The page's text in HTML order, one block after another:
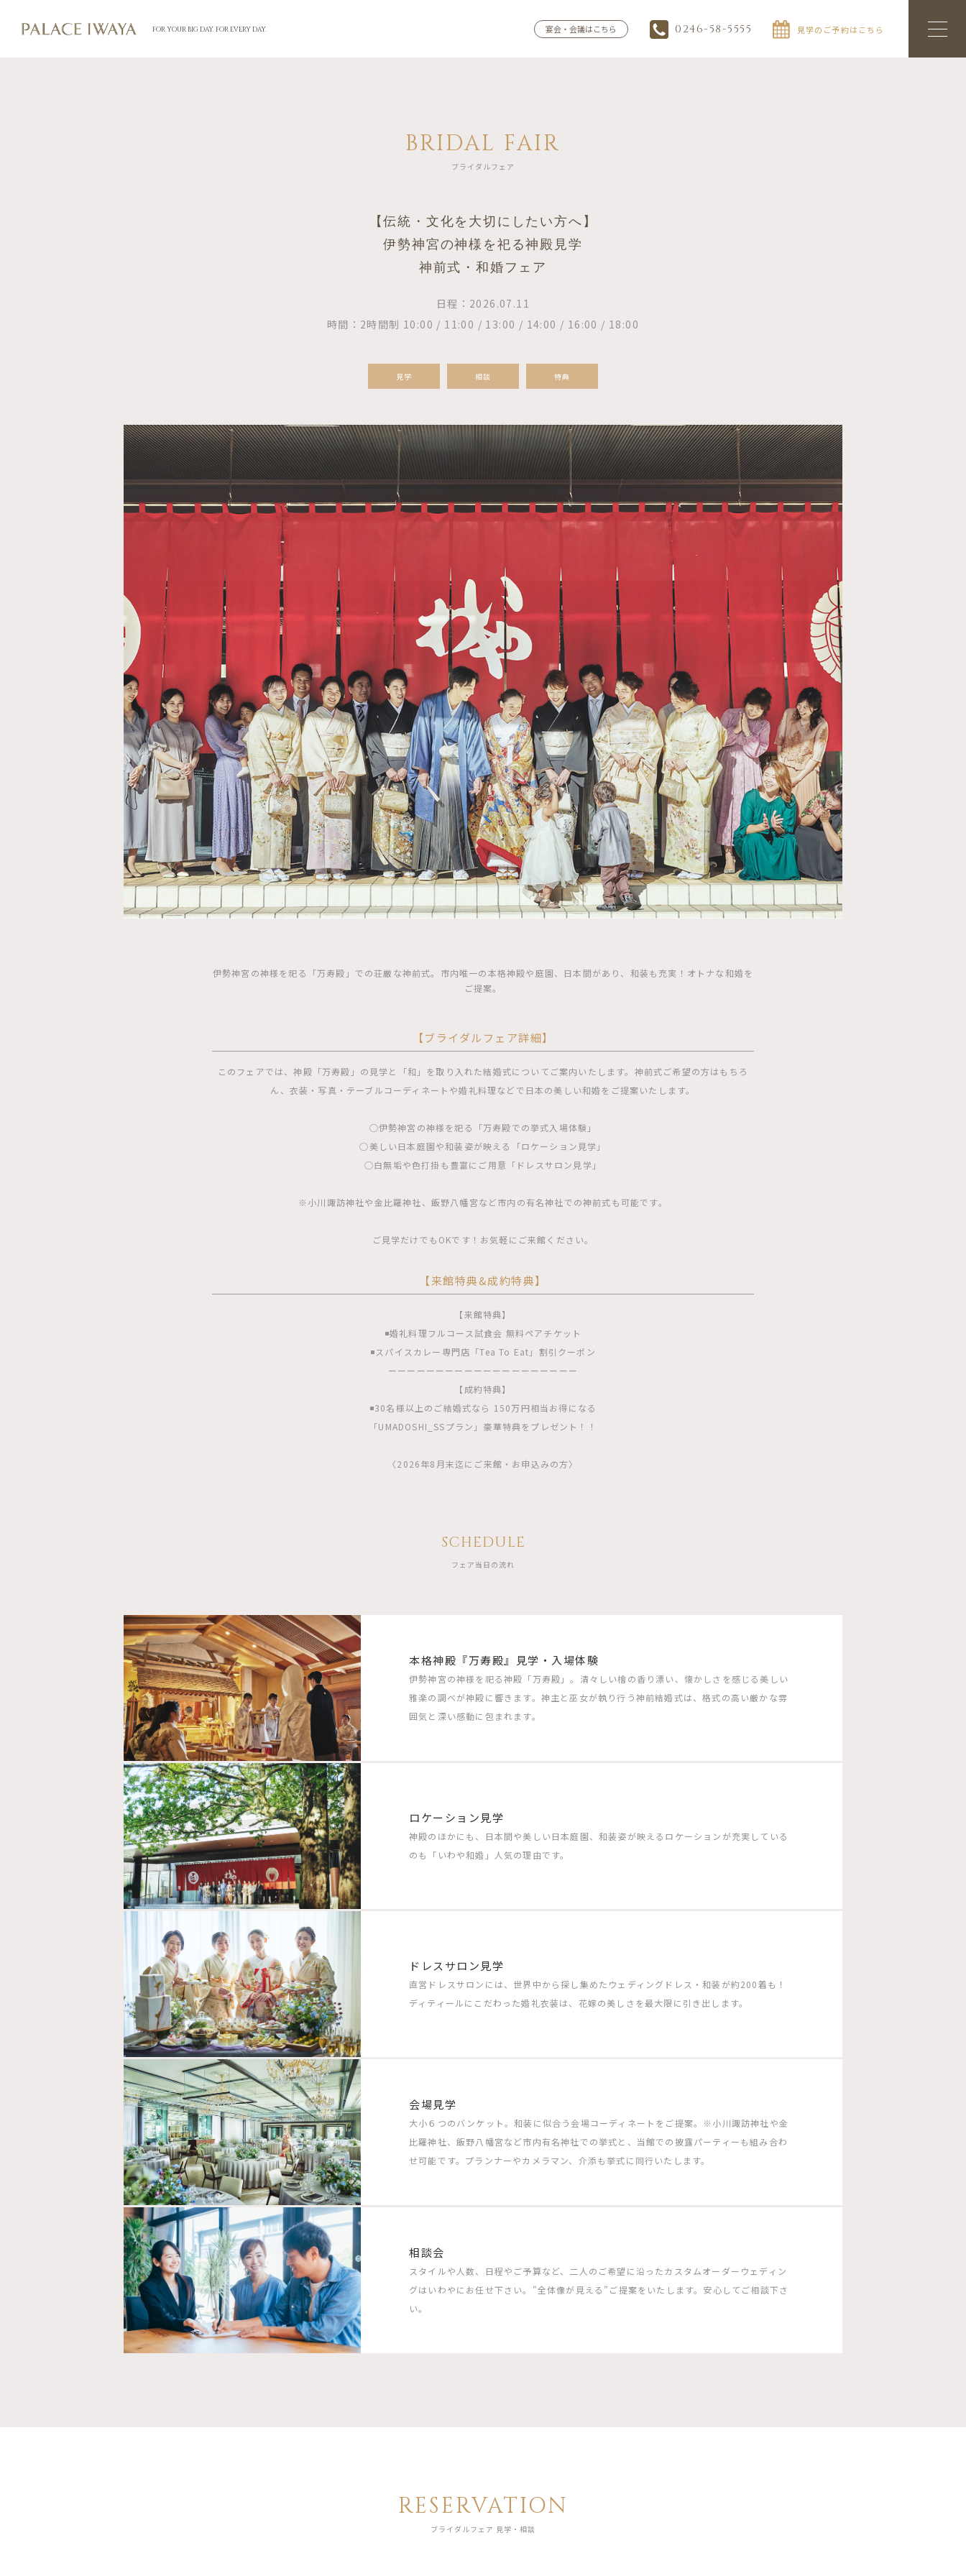
FOR YOUR BIG DAY. FOR EVERY DAY. 宴会・会議はこちら 0246-58-5555 見学のご予約はこちら
BRIDAL FAIR
ブライダルフェア
【伝統・文化を大切にしたい方へ】
伊勢神宮の神様を祀る神殿見学
神前式・和婚フェア
日程：2026.07.11
時間：2時間制 10:00 / 11:00 / 13:00 / 14:00 / 16:00 / 18:00
見学 相談 特典
伊勢神宮の神様を祀る「万寿殿」での荘厳な神前式。市内唯一の本格神殿や庭園、日本間があり、和装も充実！オトナな和婚を
ご提案。
【ブライダルフェア詳細】
このフェアでは、神殿「万寿殿」の見学と「和」を取り入れた結婚式についてご案内いたします。神前式ご希望の方はもちろ
ん、衣装・写真・テーブルコーディネートや婚礼料理などで日本の美しい和婚をご提案いたします。
◯伊勢神宮の神様を祀る「万寿殿での挙式入場体験」
◯美しい日本庭園や和装姿が映える「ロケーション見学」
◯白無垢や色打掛も豊富にご用意「ドレスサロン見学」
※小川諏訪神社や金比羅神社、飯野八幡宮など市内の有名神社での神前式も可能です。
ご見学だけでもOKです！お気軽にご来館ください。
【来館特典&成約特典】
【来館特典】
◾️婚礼料理フルコース試食会 無料ペアチケット
◾️スパイスカレー専門店「Tea To Eat」割引クーポン
ーーーーーーーーーーーーーーーーーーーー
【成約特典】
◾️30名様以上のご結婚式なら 150万円相当お得になる
「UMADOSHI_SSプラン」豪華特典をプレゼント！！
〈2026年8月末迄にご来館・お申込みの方〉
SCHEDULE
フェア当日の流れ
本格神殿『万寿殿』見学・入場体験
伊勢神宮の神様を祀る神殿「万寿殿」。清々しい檜の香り漂い、懐かしさを感じる美しい
雅楽の調べが神殿に響きます。神主と巫女が執り行う神前結婚式は、格式の高い厳かな雰
囲気と深い感動に包まれます。
ロケーション見学
神殿のほかにも、日本間や美しい日本庭園、和装姿が映えるロケーションが充実している
のも「いわや和婚」人気の理由です。
ドレスサロン見学
直営ドレスサロンには、世界中から探し集めたウェディングドレス・和装が約200着も！
ディティールにこだわった婚礼衣装は、花嫁の美しさを最大限に引き出します。
会場見学
大小６つのバンケット。和装に似合う会場コーディネートをご提案。※小川諏訪神社や金
比羅神社、飯野八幡宮など市内有名神社での挙式と、当館での披露パーティーも組み合わ
せ可能です。プランナーやカメラマン、介添も挙式に同行いたします。
相談会
スタイルや人数、日程やご予算など、二人のご希望に沿ったカスタムオーダーウェディン
グはいわやにお任せ下さい。"全体像が見える”ご提案をいたします。安心してご相談下さ
い。
RESERVATION
ブライダルフェア 見学・相談